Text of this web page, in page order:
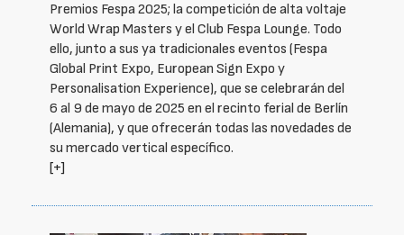
Premios Fespa 2025; la competición de alta voltaje
World Wrap Masters y el Club Fespa Lounge. Todo
ello, junto a sus ya tradicionales eventos (Fespa
Global Print Expo, European Sign Expo y
Personalisation Experience), que se celebrarán del
6 al 9 de mayo de 2025 en el recinto ferial de Berlín
(Alemania), y que ofrecerán todas las novedades de
su mercado vertical específico.
[+]